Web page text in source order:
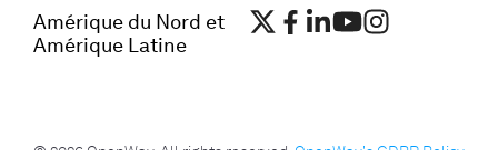
Amérique du Nord et
Amérique Latine